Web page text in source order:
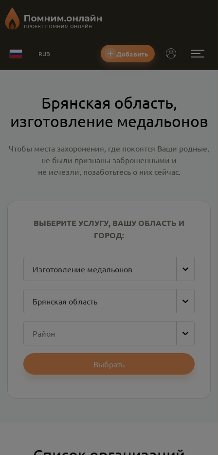
RUB Добавить
Брянская область,
изготовление медальонов
Чтобы места захоронения, где покоятся Ваши родные,
не были признаны заброшенными и
не исчезли, позаботьтесь о них сейчас.
ВЫБЕРИТЕ УСЛУГУ, ВАШУ ОБЛАСТЬ И
ГОРОД:
Изготовление медальонов
Брянская область
Район
Выбрать